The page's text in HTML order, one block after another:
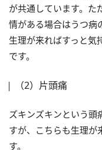
が共通しています。た
情がある場合はうつ病
生理が来ればすっと気
です。
（2）片頭痛
ズキンズキンという頭
すが、こちらも生理が
す。